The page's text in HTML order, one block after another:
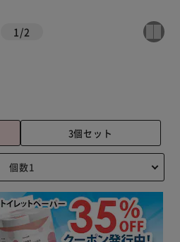
1 /2
3個セット